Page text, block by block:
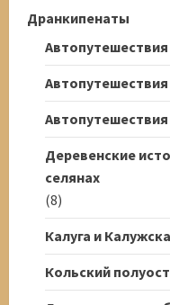
Дранкипенаты
Деревенские
селянах
(8)
Калуга и
Кольский